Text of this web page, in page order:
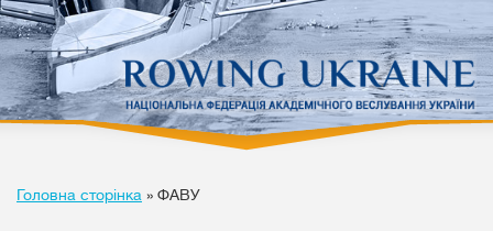
Головна сторінка » ФАВУ